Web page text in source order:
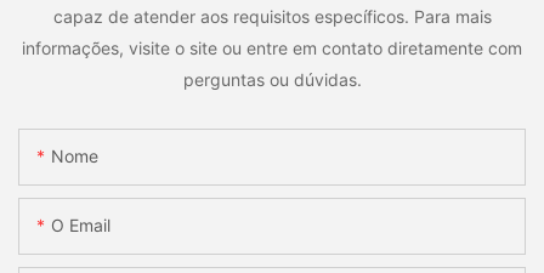
capaz de atender aos requisitos específicos. Para mais
informações, visite o site ou entre em contato diretamente com
perguntas ou dúvidas.
Nome
O Email